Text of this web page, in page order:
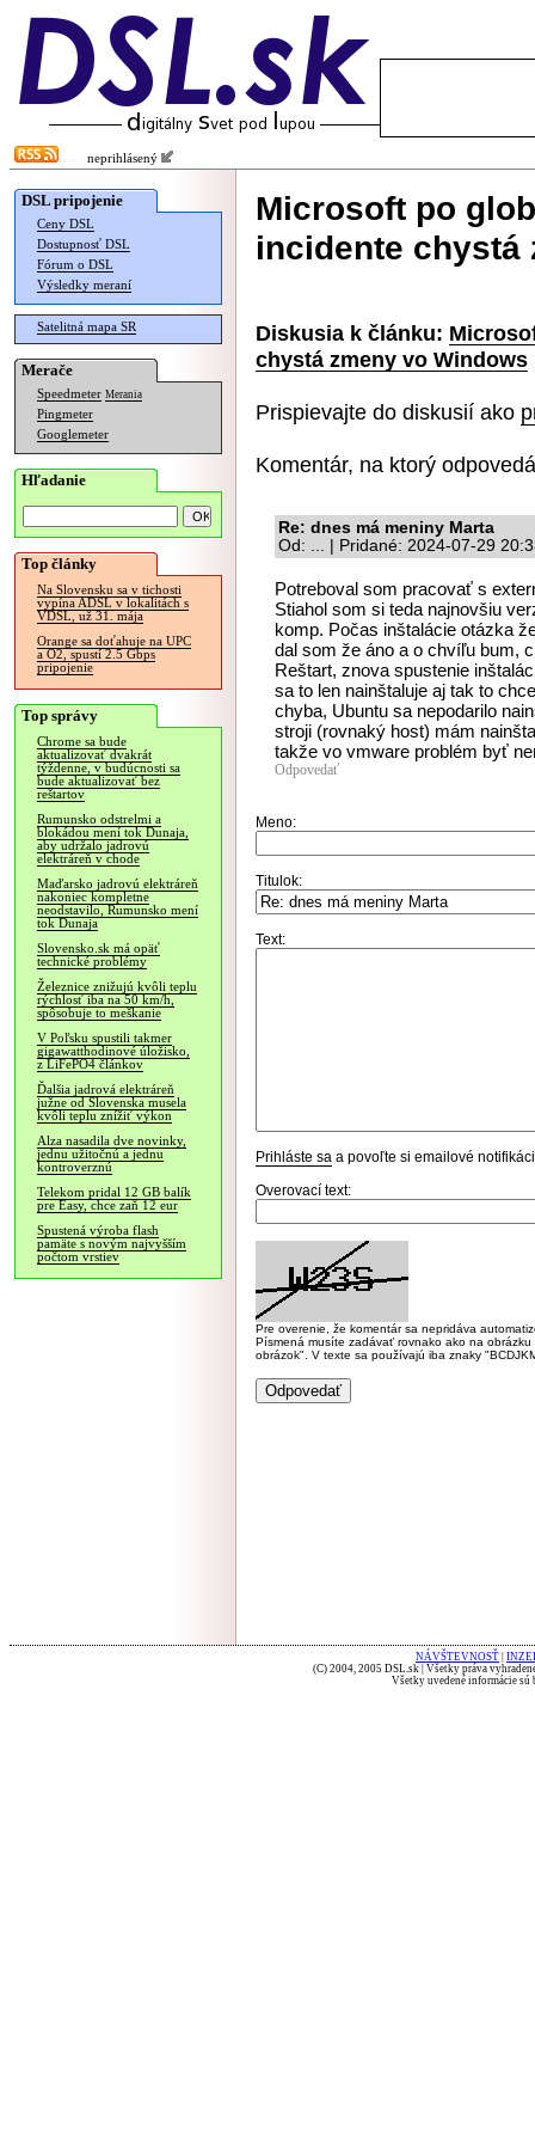
neprihlásený
DSL pripojenie
Ceny DSL
Dostupnosť DSL
Fórum o DSL
Výsledky meraní
Satelitná mapa SR
Merače
Speedmeter Merania
Pingmeter
Googlemeter
Hľadanie
Top články
Na Slovensku sa v tichosti
vypína ADSL v lokalitách s
VDSL, už 31. mája
Orange sa doťahuje na UPC
a O2, spustí 2.5 Gbps
pripojenie
Top správy
Chrome sa bude
aktualizovať dvakrát
týždenne, v budúcnosti sa
bude aktualizovať bez
reštartov
Rumunsko odstrelmi a
blokádou mení tok Dunaja,
aby udržalo jadrovú
elektráreň v chode
Maďarsko jadrovú elektráreň
nakoniec kompletne
neodstavilo, Rumunsko mení
tok Dunaja
Slovensko.sk má opäť
technické problémy
Železnice znižujú kvôli teplu
rýchlosť iba na 50 km/h,
spôsobuje to meškanie
V Poľsku spustili takmer
gigawatthodinové úložisko,
z LiFePO4 článkov
Ďalšia jadrová elektráreň
južne od Slovenska musela
kvôli teplu znížiť výkon
Alza nasadila dve novinky,
jednu užitočnú a jednu
kontroverznú
Telekom pridal 12 GB balík
pre Easy, chce zaň 12 eur
Spustená výroba flash
pamäte s novým najvyšším
počtom vrstiev
Microsoft po
incidente chystá
Diskusia k článku:
chystá zmeny vo Windows
Prispievajte do diskusií ako
Komentár, na ktorý
Re: dnes má meniny Marta
Od: ... | Pridané: 2024-07-29
Potreboval som pracovať s
Stiahol som si teda najnovšiu
komp. Počas inštalácie otázka
dal som že áno a o chvíľu bum,
Reštart, znova spustenie
sa to len nainštaluje aj tak to
chyba, Ubuntu sa nepodarilo
stroji (rovnaký host) mám
takže vo vmware problém byť
Odpovedať
Meno:
Titulok:
Text:
Prihláste sa a povoľte si emailové
Overovací text:
Pre overenie, že komentár sa nepridáva
Písmená musíte zadávať rovnako ako na
obrázok". V texte sa používajú iba znaky
NÁVŠTEVNOSŤ
(C) 2004, 2005 DSL.sk | Všetky práva
Všetky uvedené informácie sú